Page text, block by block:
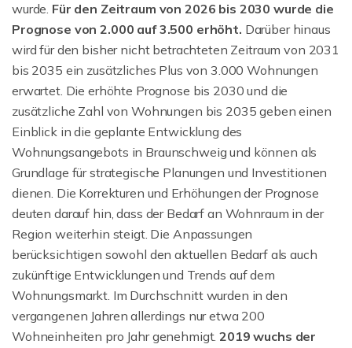
wurde. Für den Zeitraum von 2026 bis 2030 wurde die
Prognose von 2.000 auf 3.500 erhöht. Darüber hinaus
wird für den bisher nicht betrachteten Zeitraum von 2031
bis 2035 ein zusätzliches Plus von 3.000 Wohnungen
erwartet. Die erhöhte Prognose bis 2030 und die
zusätzliche Zahl von Wohnungen bis 2035 geben einen
Einblick in die geplante Entwicklung des
Wohnungsangebots in Braunschweig und können als
Grundlage für strategische Planungen und Investitionen
dienen. Die Korrekturen und Erhöhungen der Prognose
deuten darauf hin, dass der Bedarf an Wohnraum in der
Region weiterhin steigt. Die Anpassungen
berücksichtigen sowohl den aktuellen Bedarf als auch
zukünftige Entwicklungen und Trends auf dem
Wohnungsmarkt. Im Durchschnitt wurden in den
vergangenen Jahren allerdings nur etwa 200
Wohneinheiten pro Jahr genehmigt.2019 wuchs der